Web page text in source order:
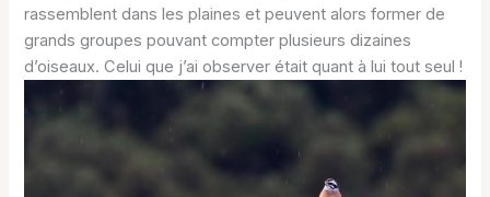
rassemblent dans les plaines et peuvent alors former de
grands groupes pouvant compter plusieurs dizaines
d’oiseaux. Celui que j’ai observer était quant à lui tout seul !